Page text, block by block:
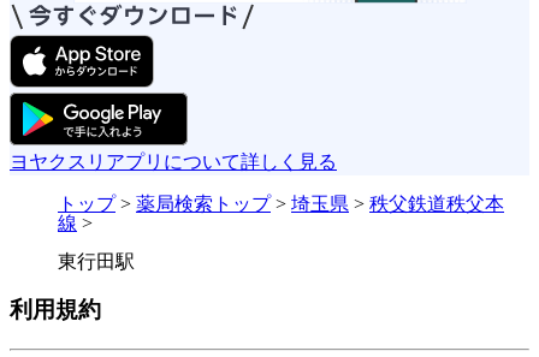
ヨヤクスリアプリについて詳しく見る
トップ> 薬局検索トップ> 埼玉県 > 秩父鉄道秩父本
線 >
東行田駅
利用規約